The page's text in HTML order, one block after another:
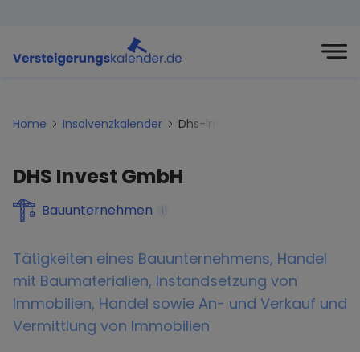
Home Insolvenzkalender Dhs-invest-gmbh
DHS Invest GmbH
Bauunternehmen i
Tätigkeiten eines Bauunternehmens, Handel
mit Baumaterialien, Instandsetzung von
Immobilien, Handel sowie An- und Verkauf und
Vermittlung von Immobilien